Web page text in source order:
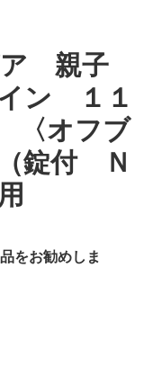
ア 親子
ン １１
〈オフブ
錠付 Ｎ
をお勧めしま